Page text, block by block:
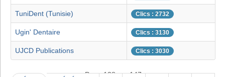
TuniDent (Tunisie) Clics : 2732
Ugin' Dentaire Clics : 3130
UJCD Publications Clics : 3030
Page 138 sur 147